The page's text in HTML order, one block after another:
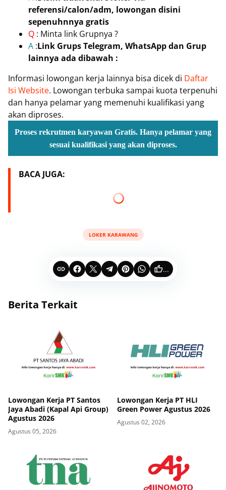
referensi/calon/adm, lowongan disini
sepenuhnnya gratis
Q : Minta link Grupnya ?
A :Link Grups Telegram, WhatsApp dan Grup
lainnya ada dibawah :
Informasi lowongan kerja lainnya bisa dicek di Daftar
Isi Website. Lowongan terbuka sampai kuota terpenuhi
dan hanya pelamar yang memenuhi kualifikasi yang
akan diproses.
Proses rekrutmen karyawan Gratis. Hanya pelamar yang
sesuai kualifikasi yang akan diproses.
BACA JUGA:
LOKER KARAWANG
...
Berita Terkait
Lowongan Kerja PT Santos
Jaya Abadi (Kapal Api Group)
Agustus 2026
Agustus 05, 2026
Lowongan Kerja PT HLI
Green Power Agustus 2026
Agustus 02, 2026